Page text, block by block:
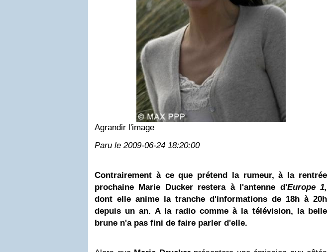
Agrandir l'image
Paru le 2009-06-24 18:20:00
Contrairement à ce que prétend la rumeur, à la rentrée
prochaine Marie Ducker restera à l'antenne d'Europe 1,
dont elle anime la tranche d'informations de 18h à 20h
depuis un an. A la radio comme à la télévision, la belle
brune n'a pas fini de faire parler d'elle.